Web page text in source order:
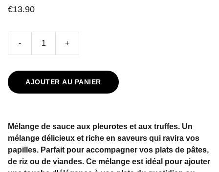
€13.90
- +
AJOUTER AU PANIER
Mélange de sauce aux pleurotes et aux truffes. Un
mélange délicieux et riche en saveurs qui ravira vos
papilles. Parfait pour accompagner vos plats de pâtes,
de riz ou de viandes. Ce mélange est idéal pour ajouter